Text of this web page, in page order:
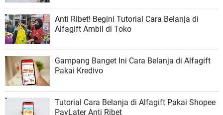
Anti Ribet! Begini Tutorial Cara Belanja di
Alfagift Ambil di Toko
Gampang Banget Ini Cara Belanja di Alfagift
Pakai Kredivo
Tutorial Cara Belanja di Alfagift Pakai Shopee
PayLater Anti Ribet